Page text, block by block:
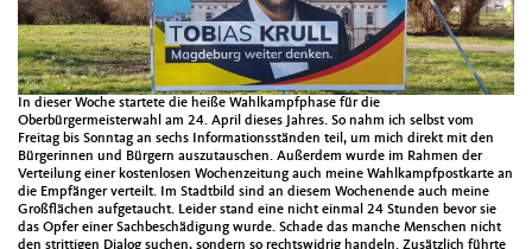
In dieser Woche startete die heiße Wahlkampfphase für die
Oberbürgermeisterwahl am 24. April dieses Jahres. So nahm ich selbst vom
Freitag bis Sonntag an sechs Informationsständen teil, um mich direkt mit den
Bürgerinnen und Bürgern auszutauschen. Außerdem wurde im Rahmen der
Verteilung einer kostenlosen Wochenzeitung auch meine Wahlkampfpostkarte an
die Empfänger verteilt. Im Stadtbild sind an diesem Wochenende auch meine
Großflächen aufgetaucht. Leider stand eine nicht einmal 24 Stunden bevor sie
das Opfer einer Sachbeschädigung wurde. Schade das manche Menschen nicht
den strittigen Dialog suchen, sondern so rechtswidrig handeln. Zusätzlich führte